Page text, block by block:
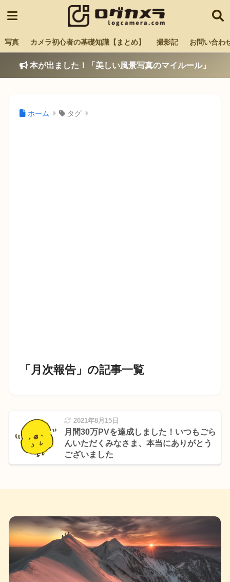
写真 カメラ初心者の基礎知識【まとめ】 撮影記 お問い合わ
本が出ました！「美しい風景写真のマイルール」
ホーム タグ
「月次報告」の記事一覧
2021年8月15日
月間30万PVを達成しました！いつもごら
んいただくみなさま、本当にありがとう
ございました